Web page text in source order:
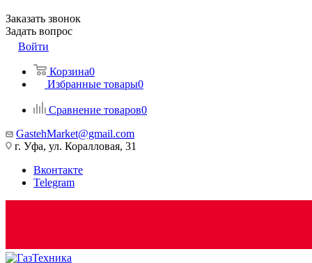
Заказать звонок
Задать вопрос
Войти
Корзина0
Избранные товары0
Сравнение товаров0
GastehMarket@gmail.com
г. Уфа, ул. Коралловая, 31
Вконтакте
Telegram